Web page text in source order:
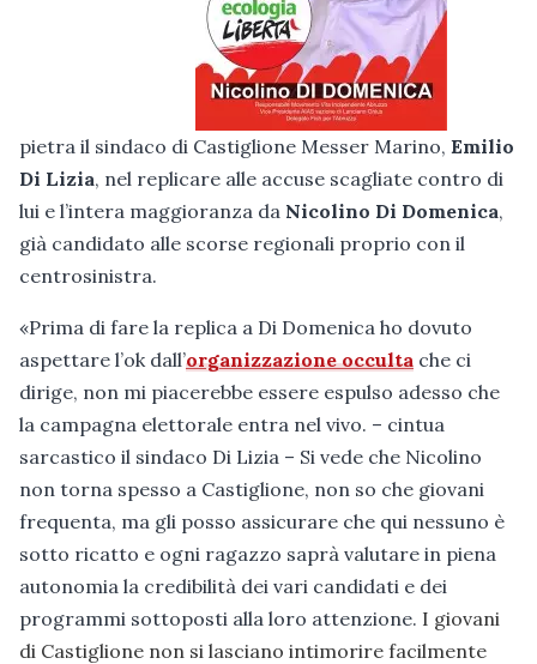
pietra il sindaco di Castiglione Messer Marino, Emilio
Di Lizia, nel replicare alle accuse scagliate contro di
lui e l’intera maggioranza da Nicolino Di Domenica,
già candidato alle scorse regionali proprio con il
centrosinistra.
«Prima di fare la replica a Di Domenica ho dovuto
aspettare l’ok dall’organizzazione occulta che ci
dirige, non mi piacerebbe essere espulso adesso che
la campagna elettorale entra nel vivo. – cintua
sarcastico il sindaco Di Lizia – Si vede che Nicolino
non torna spesso a Castiglione, non so che giovani
frequenta, ma gli posso assicurare che qui nessuno è
sotto ricatto e ogni ragazzo saprà valutare in piena
autonomia la credibilità dei vari candidati e dei
programmi sottoposti alla loro attenzione. I giovani
di Castiglione non si lasciano intimorire facilmente